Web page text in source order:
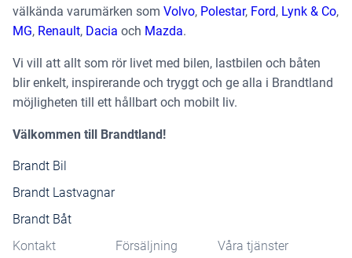
välkända varumärken som Volvo, Polestar, Ford, Lynk & Co,
MG, Renault, Dacia och Mazda.
Vi vill att allt som rör livet med bilen, lastbilen och båten
blir enkelt, inspirerande och tryggt och ge alla i Brandtland
möjligheten till ett hållbart och mobilt liv.
Välkommen till Brandtland!
Brandt Bil
Brandt Lastvagnar
Brandt Båt
Kontakt
Försäljning
Våra tjänster